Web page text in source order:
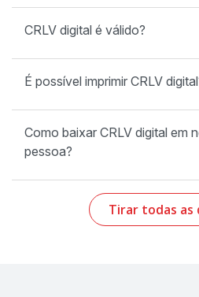
CRLV digital é válido?
É possível imprimir CRLV
Como baixar CRLV digital em
pessoa?
Tirar todas as